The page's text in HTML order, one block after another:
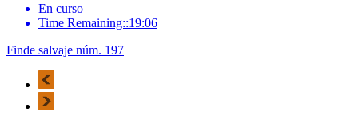
En curso
Time Remaining::19:06
Finde salvaje núm. 197